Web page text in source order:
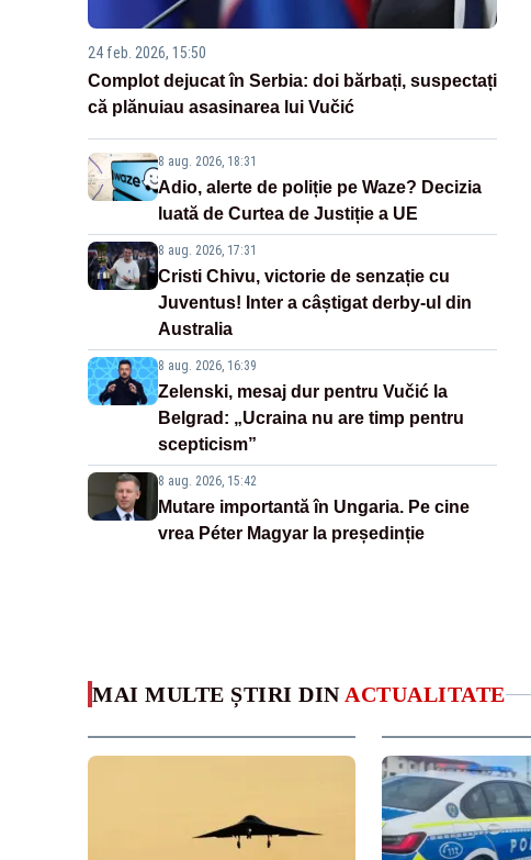
24 feb. 2026, 15:50
Complot dejucat în Serbia: doi bărbați, suspectați
că plănuiau asasinarea lui Vučić
8 aug. 2026, 18:31
Adio, alerte de poliție pe Waze? Decizia
luată de Curtea de Justiție a UE
8 aug. 2026, 17:31
Cristi Chivu, victorie de senzație cu
Juventus! Inter a câștigat derby-ul din
Australia
8 aug. 2026, 16:39
Zelenski, mesaj dur pentru Vučić la
Belgrad: „Ucraina nu are timp pentru
scepticism”
8 aug. 2026, 15:42
Mutare importantă în Ungaria. Pe cine
vrea Péter Magyar la președinție
MAI MULTE ȘTIRI DIN ACTUALITATE